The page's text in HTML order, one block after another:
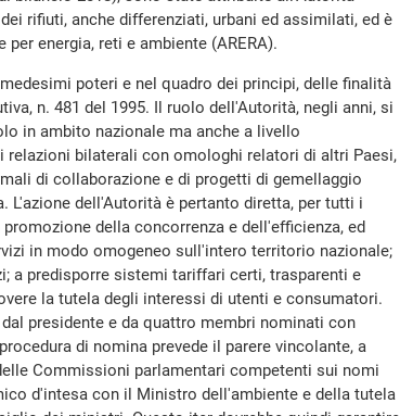
rifiuti, anche differenziati, urbani ed assimilati, ed è
energia, reti e ambiente (ARERA).
poteri e nel quadro dei principi, delle finalità
n. 481 del 1995. Il ruolo dell'Autorità, negli anni, si
in ambito nazionale ma anche a livello
relazioni bilaterali con omologhi relatori di altri Paesi,
di collaborazione e di progetti di gemellaggio
L'azione dell'Autorità è pertanto diretta, per tutti i
della concorrenza e dell'efficienza, ed
in modo omogeneo sull'intero territorio nazionale;
a predisporre sistemi tariffari certi, trasparenti e
la tutela degli interessi di utenti e consumatori.
presidente e da quattro membri nominati con
di nomina prevede il parere vincolante, a
Commissioni parlamentari competenti sui nomi
d'intesa con il Ministro dell'ambiente e della tutela